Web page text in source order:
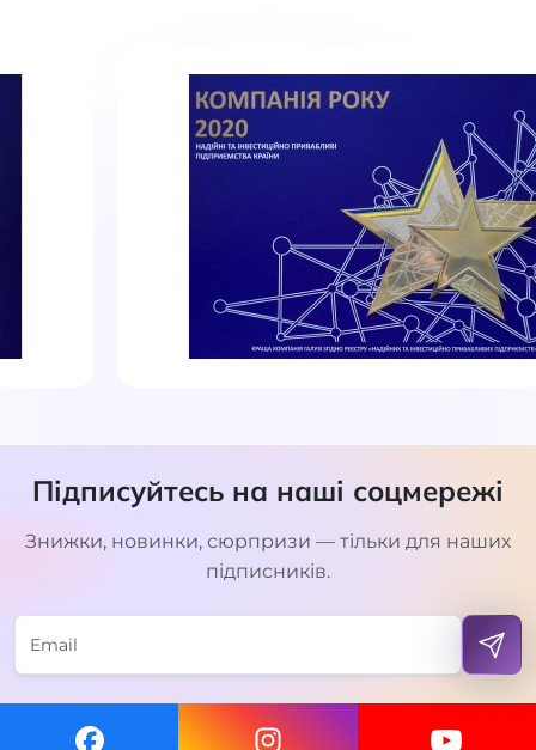
Підписуйтесь на наші соцмережі
Знижки, новинки, сюрпризи — тільки для наших
підписників.